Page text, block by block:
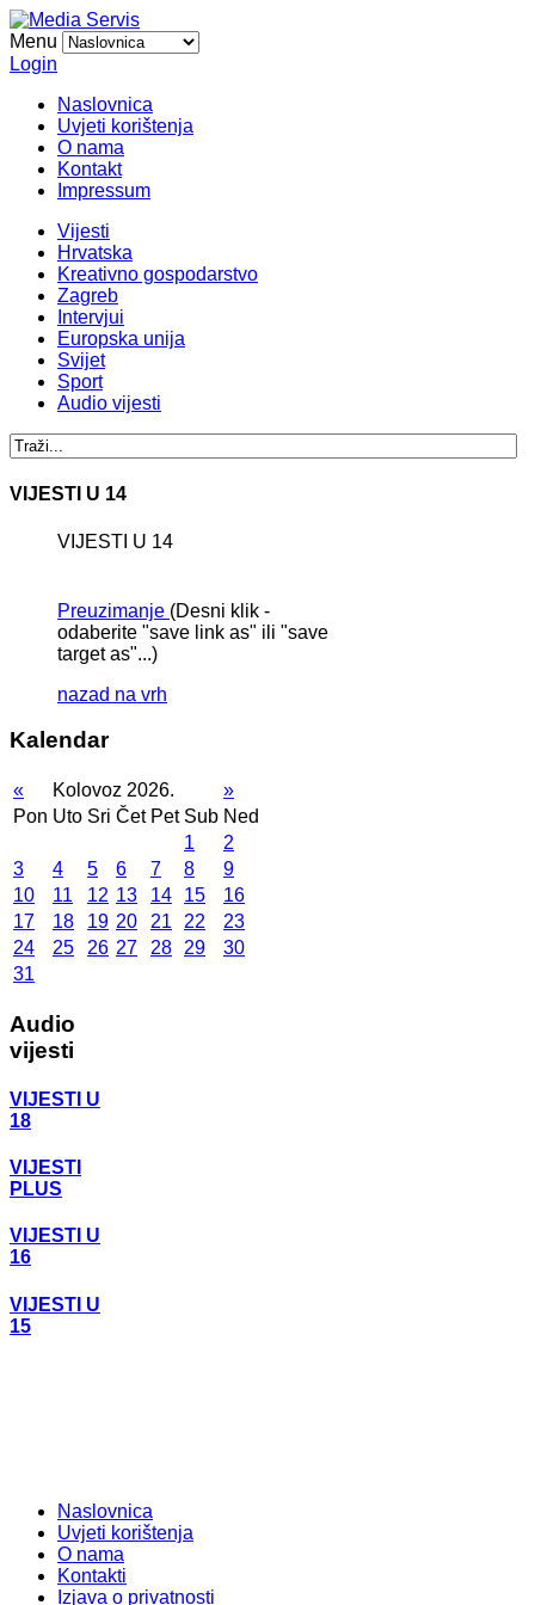
Menu
Login
Naslovnica
Uvjeti korištenja
O nama
Kontakt
Impressum
Vijesti
Hrvatska
Kreativno gospodarstvo
Zagreb
Intervjui
Europska unija
Svijet
Sport
Audio vijesti
VIJESTI U 14
VIJESTI U 14
Preuzimanje (Desni klik -
odaberite "save link as" ili "save
target as"...)
nazad na vrh
Kalendar
« Kolovoz 2026.
»
Pon Uto Sri Čet Pet Sub Ned
1
2
3
4 5 6 7 8
9
10
11 12 13 14 15
16
17
18 19 20 21 22
23
24
25 26 27 28 29
30
31
Audio
vijesti
VIJESTI U
18
VIJESTI
PLUS
VIJESTI U
16
VIJESTI U
15
Naslovnica
Uvjeti korištenja
O nama
Kontakti
Izjava o privatnosti